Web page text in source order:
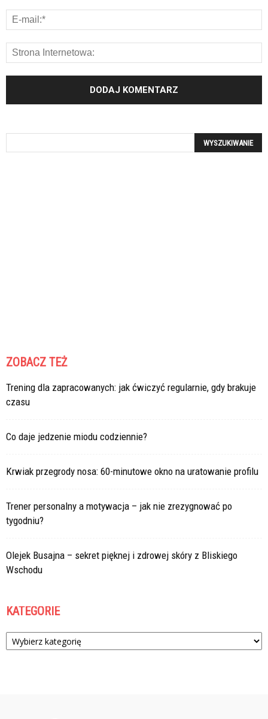
ZOBACZ TEŻ
Trening dla zapracowanych: jak ćwiczyć regularnie, gdy brakuje
czasu
Co daje jedzenie miodu codziennie?
Krwiak przegrody nosa: 60-minutowe okno na uratowanie profilu
Trener personalny a motywacja – jak nie zrezygnować po
tygodniu?
Olejek Busajna – sekret pięknej i zdrowej skóry z Bliskiego
Wschodu
KATEGORIE
Kategorie